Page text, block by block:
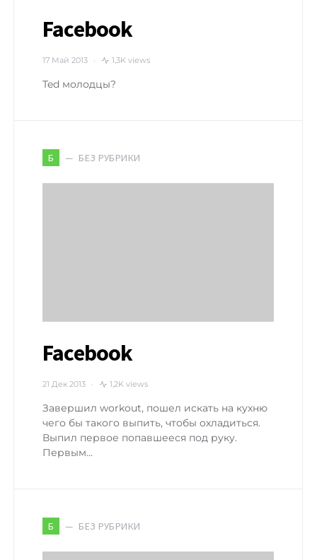
Facebook
17 Май 2013 1,3K views
Ted молодцы?
Б БЕЗ РУБРИКИ
Facebook
21 Дек 2013 1,2K views
Завершил workout, пошел искать на кухню
чего бы такого выпить, чтобы охладиться.
Выпил первое попавшееся под руку.
Первым…
Б БЕЗ РУБРИКИ